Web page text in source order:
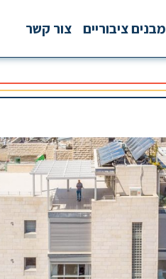
מבנים ציבוריים צור קשר